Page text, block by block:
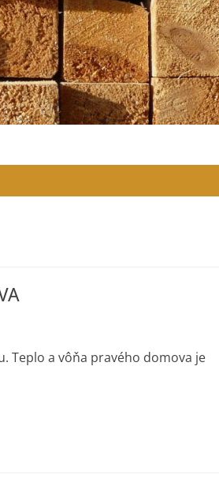
Teplo a vôňa pravého domova je